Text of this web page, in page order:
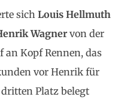
sich Louis Hellmuth
Wagnervon der
an Kopf Rennen, das
vor Henrik für
Platz belegt